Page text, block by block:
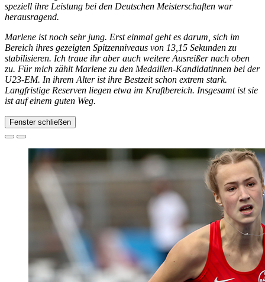
speziell ihre Leistung bei den Deutschen Meisterschaften war
herausragend.
Marlene ist noch sehr jung. Erst einmal geht es darum, sich im
Bereich ihres gezeigten Spitzenniveaus von 13,15 Sekunden zu
stabilisieren. Ich traue ihr aber auch weitere Ausreißer nach oben
zu. Für mich zählt Marlene zu den Medaillen-Kandidatinnen bei der
U23-EM. In ihrem Alter ist ihre Bestzeit schon extrem stark.
Langfristige Reserven liegen etwa im Kraftbereich. Insgesamt ist sie
ist auf einem guten Weg.
Fenster schließen